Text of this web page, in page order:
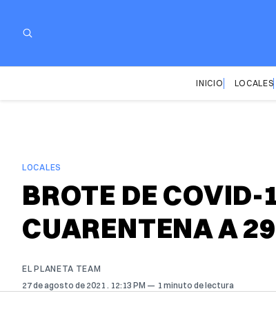
INICIO LOCALES
LOCALES
BROTE DE COVID-
CUARENTENA A
EL PLANETA TEAM
27 de agosto de 2021 . 12:13 PM 1 minuto de lectura